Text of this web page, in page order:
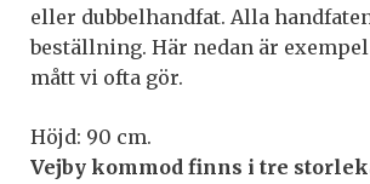
eller dubbelhandfat. Alla
beställning. Här nedan är
mått vi ofta gör.
Höjd: 90 cm.
Vejby kommod finns i tre